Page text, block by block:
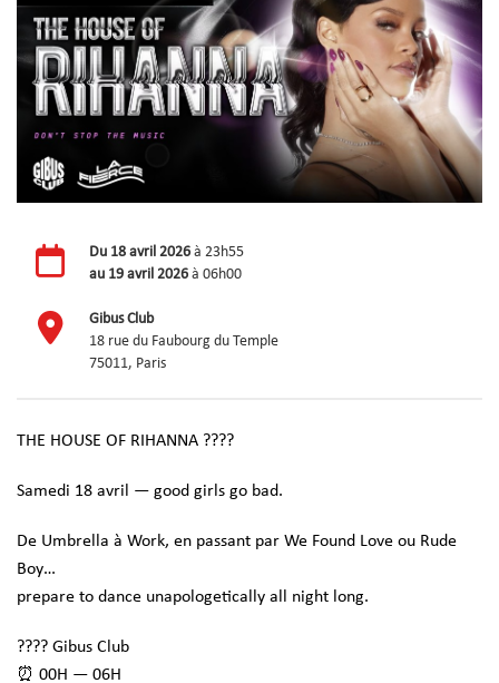
Du 18 avril 2026 à 23h55
au 19 avril 2026 à 06h00
Gibus Club
18 rue du Faubourg du Temple
75011, Paris
THE HOUSE OF RIHANNA ????
Samedi 18 avril — good girls go bad.
De Umbrella à Work, en passant par We Found Love ou Rude
Boy…
prepare to dance unapologetically all night long.
???? Gibus Club
⏰ 00H — 06H